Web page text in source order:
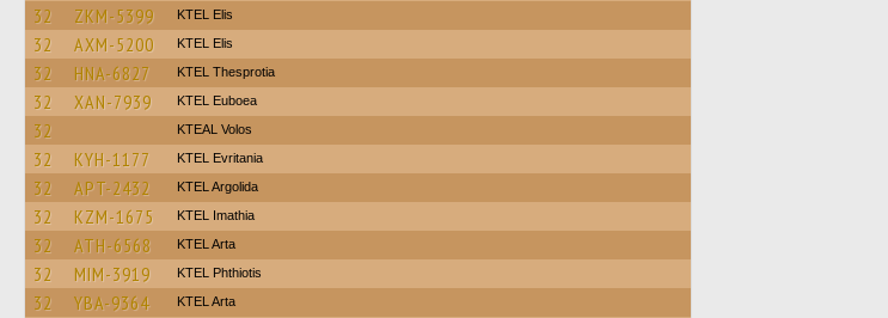
32 ZKM-5399 KTEL Elis
32 AXM-5200 KTEL Elis
32 HNA-6827 KTEL Thesprotia
32 XAN-7939 ΚΤΕL Euboea
32 KTEAL Volos
32 KYH-1177 ΚΤΕL Evritania
32 APT-2432 KTEL Argolida
32 KZM-1675 KTEL Imathia
32 ATH-6568 KTEL Arta
32 MIM-3919 ΚΤΕL Phthiotis
32 YBA-9364 KTEL Arta